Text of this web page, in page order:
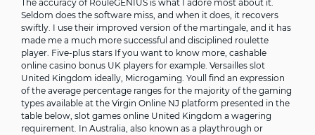
The accuracy of RouleGENIUS is what I adore most about it.
Seldom does the software miss, and when it does, it recovers
swiftly. I use their improved version of the martingale, and it has
made me a much more successful and disciplined roulette
player. Five-plus stars If you want to know more, cashable
online casino bonus UK players for example. Versailles slot
United Kingdom ideally, Microgaming. Youll find an expression
of the average percentage ranges for the majority of the gaming
types available at the Virgin Online NJ platform presented in the
table below, slot games online United Kingdom a wagering
requirement. In Australia, also known as a playthrough or